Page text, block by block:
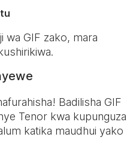
wa GIF zako, mara
Badilisha GIF
Tenor kwa kupunguza
katika maudhui yako